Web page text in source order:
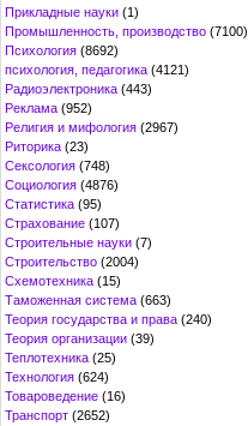
Прикладные науки (1)
Промышленность, производство (7100)
Психология (8692)
психология, педагогика (4121)
Радиоэлектроника (443)
Реклама (952)
Религия и мифология (2967)
Риторика (23)
Сексология (748)
Социология (4876)
Статистика (95)
Страхование (107)
Строительные науки (7)
Строительство (2004)
Схемотехника (15)
Таможенная система (663)
Теория государства и права (240)
Теория организации (39)
Теплотехника (25)
Технология (624)
Товароведение (16)
Транспорт (2652)